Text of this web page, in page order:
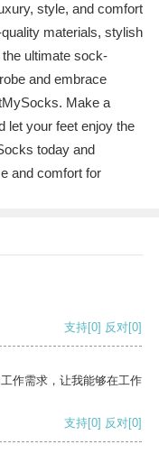
style, and comfort
materials, stylish
ultimate sock-
and embrace
Make a
let your feet enjoy the
today and
and comfort for
支持[0] 反对[0]
作需求，让我能够在工作
支持[0] 反对[0]